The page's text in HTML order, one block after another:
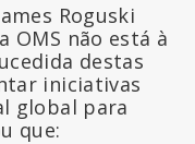
Roguski
OMS não está à
destas
iniciativas
global para
que: